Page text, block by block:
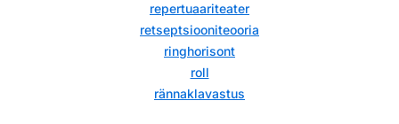
repertuaariteater
retseptsiooniteooria
ringhorisont
roll
rännaklavastus